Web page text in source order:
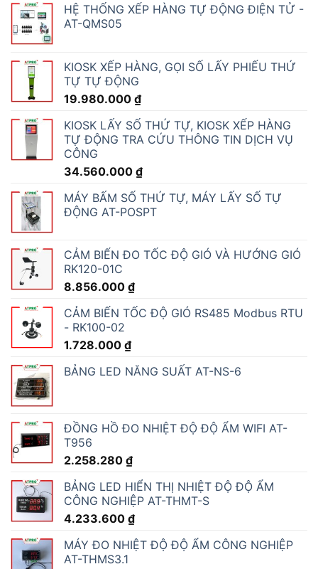
HỆ THỐNG XẾP HÀNG TỰ ĐỘNG ĐIỆN TỬ -
AT-QMS05
KIOSK XẾP HÀNG, GỌI SỐ LẤY PHIẾU THỨ
TỰ TỰ ĐỘNG
19.980.000 ₫
KIOSK LẤY SỐ THỨ TỰ, KIOSK XẾP HÀNG
TỰ ĐỘNG TRA CỨU THÔNG TIN DỊCH VỤ
CÔNG
34.560.000 ₫
MÁY BẤM SỐ THỨ TỰ, MÁY LẤY SỐ TỰ
ĐỘNG AT-POSPT
CẢM BIẾN ĐO TỐC ĐỘ GIÓ VÀ HƯỚNG GIÓ
RK120-01C
8.856.000 ₫
CẢM BIẾN TỐC ĐỘ GIÓ RS485 Modbus RTU
- RK100-02
1.728.000 ₫
BẢNG LED NĂNG SUẤT AT-NS-6
ĐỒNG HỒ ĐO NHIỆT ĐỘ ĐỘ ẨM WIFI AT-
T956
2.258.280 ₫
BẢNG LED HIỂN THỊ NHIỆT ĐỘ ĐỘ ẨM
CÔNG NGHIỆP AT-THMT-S
4.233.600 ₫
MÁY ĐO NHIỆT ĐỘ ĐỘ ẨM CÔNG NGHIỆP
AT-THMS3.1